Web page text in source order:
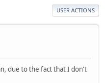
USER ACTIONS
due to the fact that I don't